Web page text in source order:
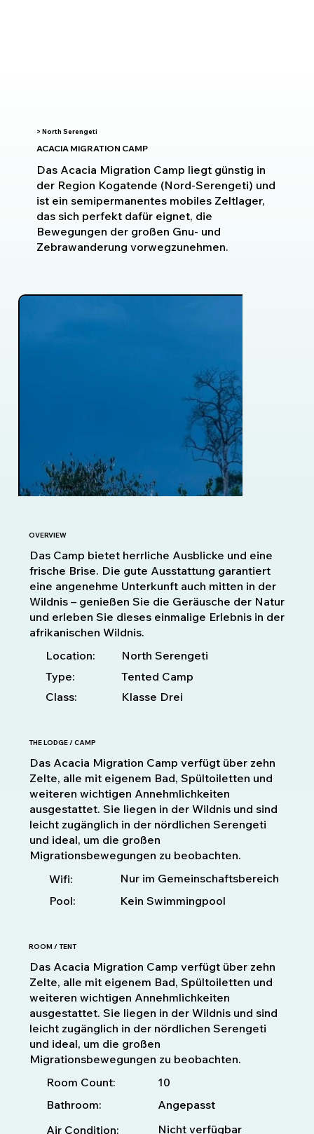
> North Serengeti
ACACIA MIGRATION CAMP
Das Acacia Migration Camp liegt günstig in
der Region Kogatende (Nord-Serengeti) und
ist ein semipermanentes mobiles Zeltlager,
das sich perfekt dafür eignet, die
Bewegungen der großen Gnu- und
Zebrawanderung vorwegzunehmen.
OVERVIEW
Das Camp bietet herrliche Ausblicke und eine
frische Brise. Die gute Ausstattung garantiert
eine angenehme Unterkunft auch mitten in der
Wildnis – genießen Sie die Geräusche der Natur
und erleben Sie dieses einmalige Erlebnis in der
afrikanischen Wildnis.
Location:
North Serengeti
Type:
Tented Camp
Class:
Klasse Drei
THE LODGE / CAMP
Das Acacia Migration Camp verfügt über zehn
Zelte, alle mit eigenem Bad, Spültoiletten und
weiteren wichtigen Annehmlichkeiten
ausgestattet. Sie liegen in der Wildnis und sind
leicht zugänglich in der nördlichen Serengeti
und ideal, um die großen
Migrationsbewegungen zu beobachten.
Wifi:
Nur im Gemeinschaftsbereich
Pool:
Kein Swimmingpool
ROOM / TENT
Das Acacia Migration Camp verfügt über zehn
Zelte, alle mit eigenem Bad, Spültoiletten und
weiteren wichtigen Annehmlichkeiten
ausgestattet. Sie liegen in der Wildnis und sind
leicht zugänglich in der nördlichen Serengeti
und ideal, um die großen
Migrationsbewegungen zu beobachten.
Room Count:
10
Bathroom:
Angepasst
Air Condition:
Nicht verfügbar